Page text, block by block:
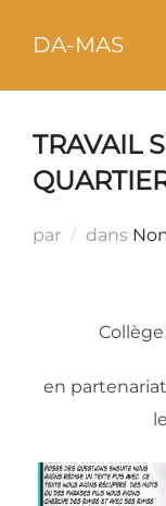
DA-MAS
TRAVAIL
par dans
en